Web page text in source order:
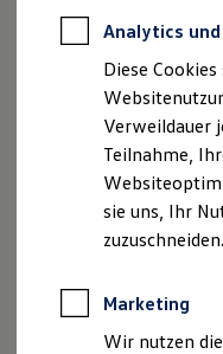
Kfz-
Garantien
Behörden
Anpfiff zum
Elektroautos
ID.
Der Sommer ist da
macht ihn perfekt
Details ansehen
Analytics
Diese
Verweildauer
Teilnahme,
sie uns, Ihr
zuzuschneiden.
Marketing
Wir nutzen